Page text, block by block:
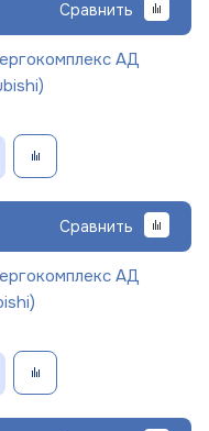
Сравнить
АД
Сравнить
АД